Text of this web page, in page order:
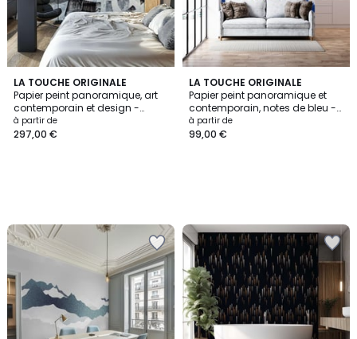
LA TOUCHE ORIGINALE
Papier peint panoramique, art
contemporain et design -
510x260 cm (l x h)
à partir de
297,00 €
LA TOUCHE ORIGINALE
Papier peint panoramique et
contemporain, notes de bleu -
170x260 cm (l x h)
à partir de
99,00 €